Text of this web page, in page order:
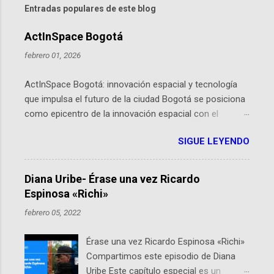
Entradas populares de este blog
ActInSpace Bogotá
febrero 01, 2026
ActInSpace Bogotá: innovación espacial y tecnología
que impulsa el futuro de la ciudad Bogotá se posiciona
como epicentro de la innovación espacial con el
hackathon global que convierte tecnologías de la
Agencia Espacial Europea en soluciones prácticas para
la vida cotidiana. Este evento, organizado por el
Planetario de Bogotá del Idartes y la Universidad de los
Andes, reúne a expertos como el presidente de Airbus
Colombia y líderes del sector aeroespacial para inspirar
por qué importa en Bogotá ActInSpace es una
competencia mundial que opera en más de 60
SIGUE LEYENDO
Diana Uribe- Érase una vez Ricardo
Espinosa «Richi»
febrero 05, 2022
Érase una vez Ricardo Espinosa «Richi»
Compartimos este episodio de Diana
Uribe Este capítulo especial es un